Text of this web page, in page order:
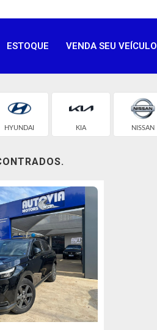
ESTOQUE VENDA SEU VEÍCULO
HYUNDAI KIA NISSAN